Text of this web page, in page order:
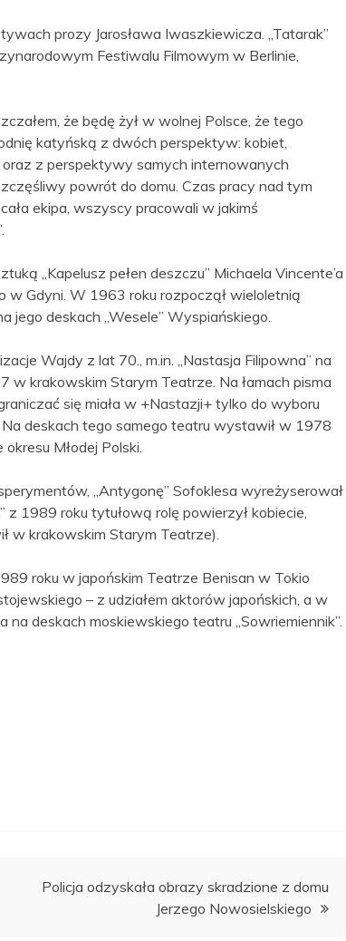
prozy Jarosława Iwaszkiewicza. „Tatarak”
Festiwalu Filmowym w Berlinie,
że będę żył w wolnej Polsce, że tego
katyńską z dwóch perspektyw: kobiet,
z perspektywy samych internowanych
powrót do domu. Czas pracy nad tym
ekipa, wszyscy pracowali w jakimś
„Kapelusz pełen deszczu” Michaela Vincente’a
w Gdyni. W 1963 roku rozpoczął wieloletnią
jego deskach „Wesele” Wyspiańskiego.
Wajdy z lat 70., m.in. „Nastasja Filipowna” na
krakowskim Starym Teatrze. Na łamach pisma
się miała w +Nastazji+ tylko do wyboru
deskach tego samego teatru wystawił w 1978
Młodej Polski.
„Antygonę” Sofoklesa wyreżyserował
z 1989 roku tytułową rolę powierzył kobiecie,
w krakowskim Starym Teatrze).
roku w japońskim Teatrze Benisan w Tokio
– z udziałem aktorów japońskich, a w
deskach moskiewskiego teatru „Sowriemiennik”.
Policja odzyskała obrazy skradzione z domu
Jerzego Nowosielskiego